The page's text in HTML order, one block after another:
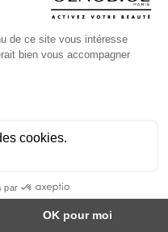
FRUITS ET LÉGUMES PAR JOUR -
dans le cadre d'un mode de vie sain et
alimentaire varié et équilibré.
des produits avant l'utilisation.